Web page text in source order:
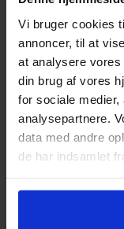
Vi bruger cookies
annoncer, til at
at analysere
din brug af vores
for sociale medier,
analysepartnere.
data med andre
de har indsamlet
SCENITNYT
SCENIT